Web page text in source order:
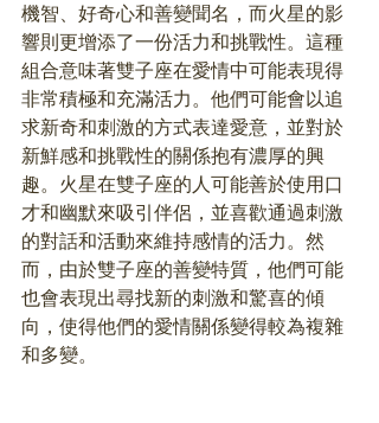
機智、好奇心和善變聞名，而火星的影
響則更增添了一份活力和挑戰性。這種
組合意味著雙子座在愛情中可能表現得
非常積極和充滿活力。他們可能會以追
求新奇和刺激的方式表達愛意，並對於
新鮮感和挑戰性的關係抱有濃厚的興
趣。火星在雙子座的人可能善於使用口
才和幽默來吸引伴侶，並喜歡通過刺激
的對話和活動來維持感情的活力。然
而，由於雙子座的善變特質，他們可能
也會表現出尋找新的刺激和驚喜的傾
向，使得他們的愛情關係變得較為複雜
和多變。